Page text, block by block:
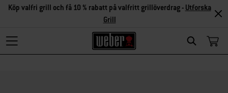
Search
Köp valfri grill och få 10 % rabatt på valfritt grillöverdrag - Utforska
Grill